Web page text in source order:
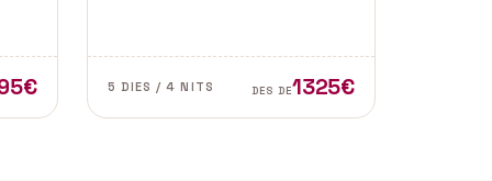
especialment a les províncies de
Cadis i Màlaga. Vens amb
nosaltres?
5 DIES / 4 NITS DES DE1325€